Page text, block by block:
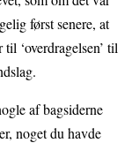
først senere, at
‘overdragelsen’ til
af bagsiderne
noget du havde